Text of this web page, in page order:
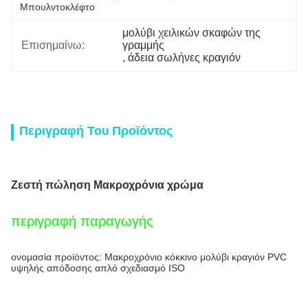
Μπουλντοκλέφτο
Επισημαίνω:
μολύβι χειλικών σκαφών της
γραμμής
, άδεια σωλήνες κραγιόν
Περιγραφή Του Προϊόντος
Ζεστή πώληση Μακροχρόνια χρώμα
περιγραφή παραγωγής
ονομασία προϊόντος: Μακροχρόνιο κόκκινο μολύβι κραγιόν PVC
υψηλής απόδοσης απλό σχεδιασμό ISO